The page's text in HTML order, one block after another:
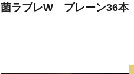
【指
令
菌ラブレW プレーン36本